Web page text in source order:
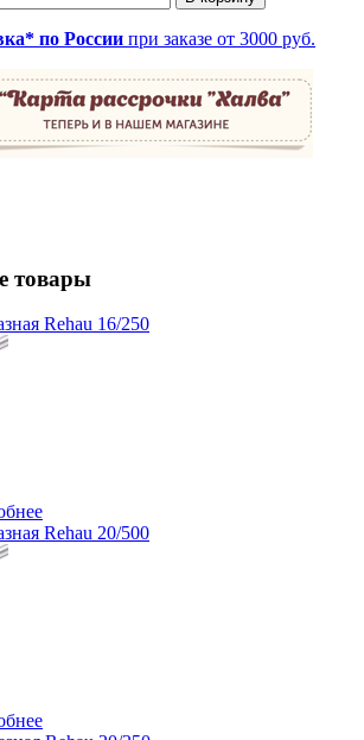
по России при заказе от 3000 руб.
товары
Rehau 16/250
Rehau 20/500